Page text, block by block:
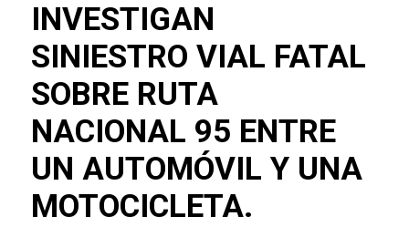
INVESTIGAN
SINIESTRO VIAL FATAL
SOBRE RUTA
NACIONAL 95 ENTRE
UN AUTOMÓVIL Y UNA
MOTOCICLETA.